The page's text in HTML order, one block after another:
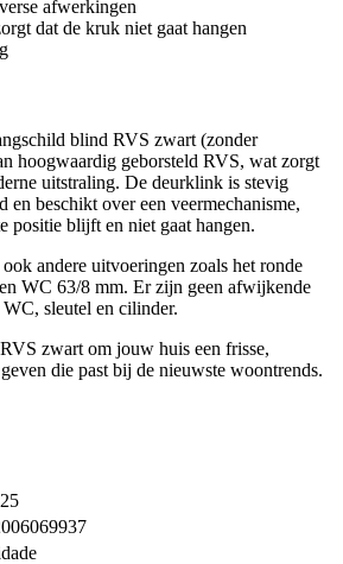
afwerkingen
dat de kruk niet gaat hangen
blind RVS zwart (zonder
hoogwaardig geborsteld RVS, wat zorgt
uitstraling. De deurklink is stevig
en beschikt over een veermechanisme,
positie blijft en niet gaat hangen.
andere uitvoeringen zoals het ronde
WC 63/8 mm. Er zijn geen afwijkende
sleutel en cilinder.
zwart om jouw huis een frisse,
die past bij de nieuwste woontrends.